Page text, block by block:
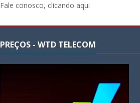
Fale conosco, clicando aqui
PREÇOS - WTD TELECOM